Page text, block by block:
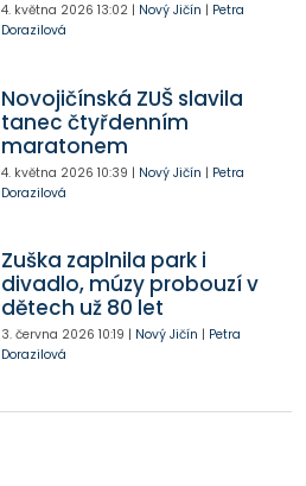
4. května 2026 13:02| Nový Jičín | Petra
Dorazilová
Novojičínská ZUŠ slavila
tanec čtyřdenním
maratonem
4. května 2026 10:39 | Nový Jičín | Petra
Dorazilová
Zuška zaplnila park i
divadlo, múzy probouzí v
dětech už 80 let
3. června 2026 10:19 | Nový Jičín | Petra
Dorazilová